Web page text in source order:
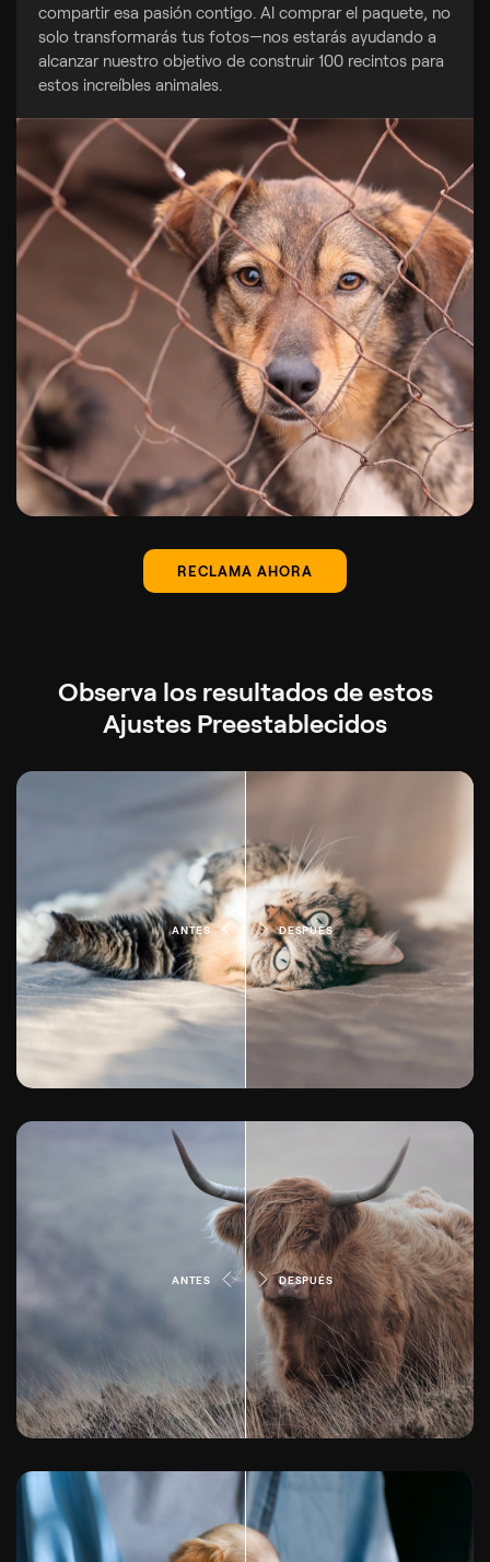
compartir esa pasión contigo. Al comprar el paquete, no
solo transformarás tus fotos—nos estarás ayudando a
alcanzar nuestro objetivo de construir 100 recintos para
estos increíbles animales.
RECLAMA AHORA
Observa los resultados de estos
Ajustes Preestablecidos
ANTES DESPUÉS
ANTES DESPUÉS